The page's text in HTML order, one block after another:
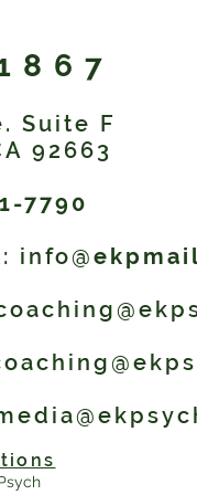
Suite F
92663
7790
info@